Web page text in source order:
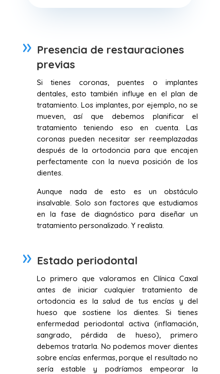
Presencia de restauraciones
previas
Si tienes coronas, puentes o implantes
dentales, esto también influye en el plan de
tratamiento. Los implantes, por ejemplo, no se
mueven, así que debemos planificar el
tratamiento teniendo eso en cuenta. Las
coronas pueden necesitar ser reemplazadas
después de la ortodoncia para que encajen
perfectamente con la nueva posición de los
dientes.
Aunque nada de esto es un obstáculo
insalvable. Solo son factores que estudiamos
en la fase de diagnóstico para diseñar un
tratamiento personalizado. Y realista.
Estado periodontal
Lo primero que valoramos en Clínica Caxal
antes de iniciar cualquier tratamiento de
ortodoncia es la salud de tus encías y del
hueso que sostiene los dientes. Si tienes
enfermedad periodontal activa (inflamación,
sangrado, pérdida de hueso), primero
debemos tratarla. No podemos mover dientes
sobre encías enfermas, porque el resultado no
sería estable y podríamos empeorar la